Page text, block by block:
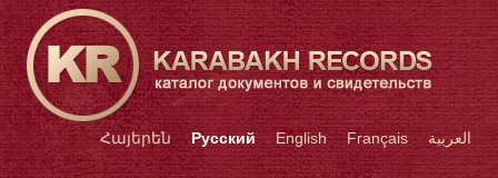
Հայերեն Русский English Français العربية